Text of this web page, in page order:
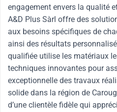
engagement envers la qualité
A&D Plus Sàrl offre des
aux besoins spécifiques de
ainsi des résultats
qualifiée utilise les matériaux
techniques innovantes pour
exceptionnelle des travaux
solide dans la région de
d’une clientèle fidèle qui